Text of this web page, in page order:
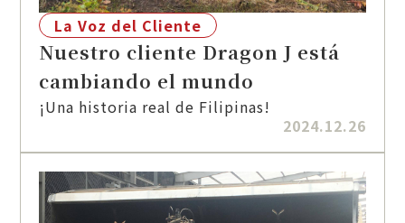
La Voz del Cliente
Nuestro cliente Dragon J está
cambiando el mundo
¡Una historia real de Filipinas!
2024.12.26